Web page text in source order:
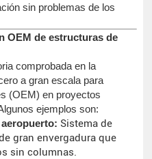
sin problemas de los
OEM de estructuras de
comprobada en la
a gran escala para
(OEM) en proyectos
ejemplos son:
Sistema de
gran envergadura que
sin columnas.